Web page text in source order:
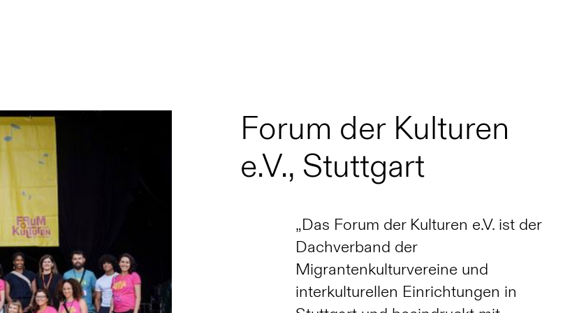
Forum der Kulturen
e.V., Stuttgart
„Das Forum der Kulturen e.V. ist der
Dachverband der
Migrantenkulturvereine und
interkulturellen Einrichtungen in